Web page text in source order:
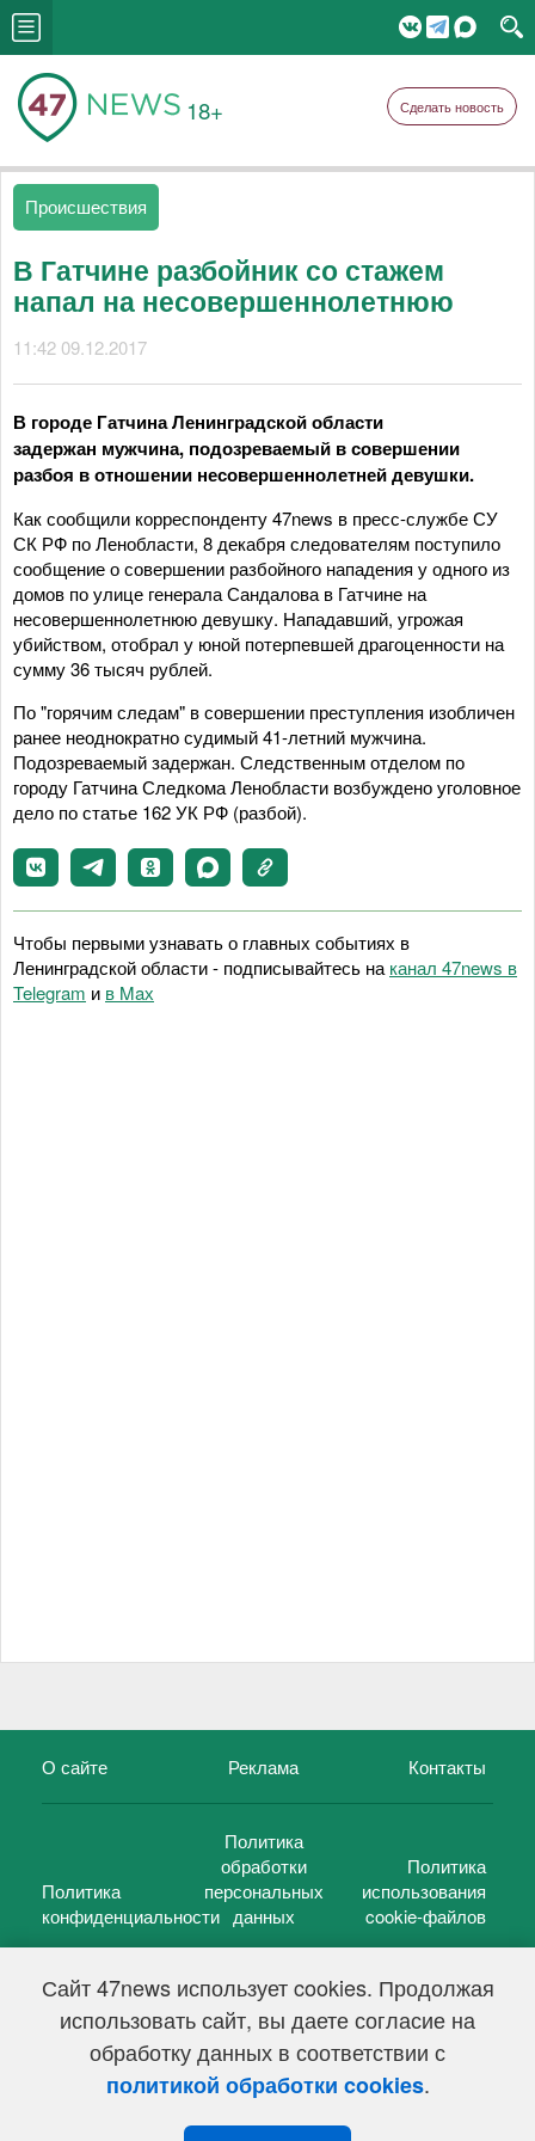
Сайт 47news использует cookies. Продолжая
использовать сайт, вы даете согласие на
обработку данных в соответствии с
политикой обработки cookies.
18+ Сделать новость
Происшествия
В Гатчине разбойник со стажем
напал на несовершеннолетнюю
11:42 09.12.2017
В городе Гатчина Ленинградской области
задержан мужчина, подозреваемый в совершении
разбоя в отношении несовершеннолетней девушки.
Как сообщили корреспонденту 47news в пресс-службе СУ
СК РФ по Ленобласти, 8 декабря следователям поступило
сообщение о совершении разбойного нападения у одного из
домов по улице генерала Сандалова в Гатчине на
несовершеннолетнюю девушку. Нападавший, угрожая
убийством, отобрал у юной потерпевшей драгоценности на
сумму 36 тысяч рублей.
По "горячим следам" в совершении преступления изобличен
ранее неоднократно судимый 41-летний мужчина.
Подозреваемый задержан. Следственным отделом по
городу Гатчина Следкома Ленобласти возбуждено уголовное
дело по статье 162 УК РФ (разбой).
Чтобы первыми узнавать о главных событиях в
Ленинградской области - подписывайтесь на канал 47news в
Telegram и в Maх
О сайте Реклама Контакты
Политика
конфиденциальности
Политика
обработки
персональных
данных
Политика
использования
cookie-файлов
47 новостей (47 news)2005 — 2026 г.
Свидетельство о регистрации СМИ Эл № ФС 77-39848, выдано
Федеральной службой по надзору в сфере связи,
информационных технологий и массовых коммуникаций